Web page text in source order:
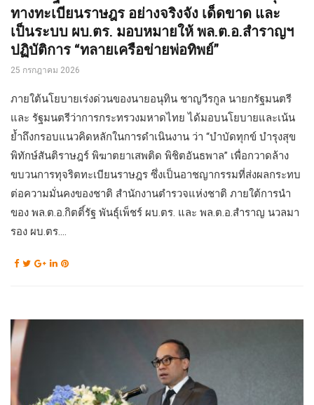
ทางทะเบียนราษฎร อย่างจริงจัง เด็ดขาด และ
เป็นระบบ ผบ.ตร. มอบหมายให้ พล.ต.อ.สำราญฯ
ปฏิบัติการ “ทลายเครือข่ายพ่อทิพย์”
25 กรกฎาคม 2026
ภายใต้นโยบายเร่งด่วนของนายอนุทิน ชาญวีรกูล นายกรัฐมนตรี
และ รัฐมนตรีว่าการกระทรวงมหาดไทย ได้มอบนโยบายและเน้น
ย้ำถึงกรอบแนวคิดหลักในการดำเนินงาน ว่า “บำบัดทุกข์ บำรุงสุข
พิทักษ์สันติราษฎร์ พิฆาตยาเสพติด พิชิตอันธพาล” เพื่อกวาดล้าง
ขบวนการทุจริตทะเบียนราษฎร ซึ่งเป็นอาชญากรรมที่ส่งผลกระทบ
ต่อความมั่นคงของชาติ สำนักงานตำรวจแห่งชาติ ภายใต้การนำ
ของ พล.ต.อ.กิตติ์รัฐ พันธุ์เพ็ชร์ ผบ.ตร. และ พล.ต.อ.สำราญ นวลมา
รอง ผบ.ตร....